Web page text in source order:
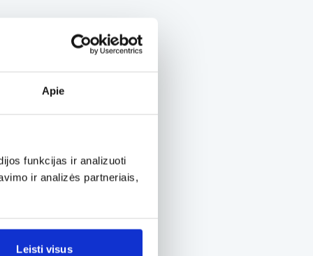
Apie
funkcijas ir analizuoti
ir analizės partneriais,
Leisti visus